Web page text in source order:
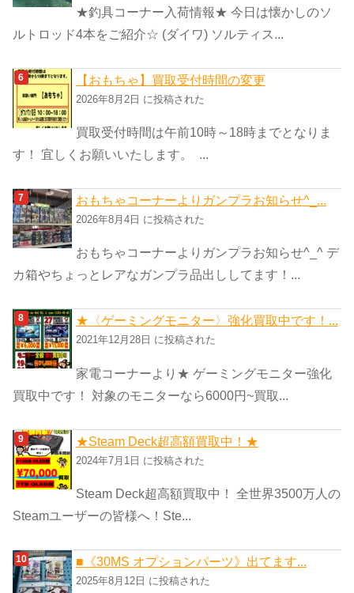
★釣具コーナー入荷情報★ 今日は懐かしのソ
ルトロッド4本をご紹介☆ (ダイワ) ソルティス...
【おもちゃ】買取受付時間の変更
2026年8月2日 に投稿された
買取受付時間は午前10時～18時までとなりま
す！ 宜しくお願いいたします。 ...
おもちゃコーナーよりガンプラお知らせ^_...
2026年8月4日 に投稿された
おもちゃコーナーよりガンプラお知らせ^_^ デ
カ箱やちょっとレアなガンプラ品出ししてます！...
★〈ゲーミングモニター〉強化買取中です！...
2021年12月28日 に投稿された
家電コーナーより★ ゲーミングモニター強化
買取中です！ 対象のモニターなら6000円~買取...
★Steam Deck超高額買取中！★
2024年7月1日 に投稿された
Steam Deck超高額買取中！ 全世界3500万人の
Steamユーザーの皆様へ！Ste...
■《30MS オプションパーツ》出てます...
2025年8月12日 に投稿された